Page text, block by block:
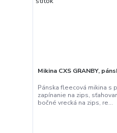
Mikina CXS GRANBY,
Pánska fleecová mikina s
zapínanie na zips,
bočné vrecká na zips, re...